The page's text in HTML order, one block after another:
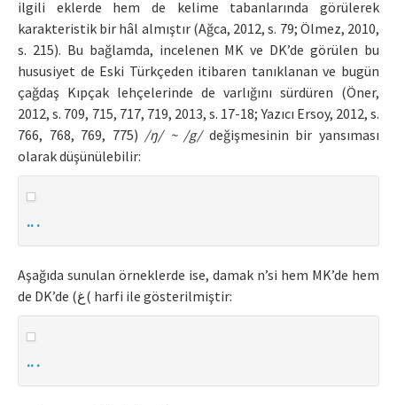
ilgili eklerde hem de kelime tabanlarında görülerek
karakteristik bir hâl almıştır (Ağca, 2012, s. 79; Ölmez, 2010,
s. 215). Bu bağlamda, incelenen MK ve DK’de görülen bu
hususiyet de Eski Türkçeden itibaren tanıklanan ve bugün
çağdaş Kıpçak lehçelerinde de varlığını sürdüren (Öner,
2012, s. 709, 715, 717, 719, 2013, s. 17-18; Yazıcı Ersoy, 2012, s.
766, 768, 769, 775) /ŋ/ ~ /g/değişmesinin bir yansıması
olarak düşünülebilir:
.. .
Aşağıda sunulan örneklerde ise, damak n’si hem MK’de hem
de DK’de (غ( harfi ile gösterilmiştir:
.. .